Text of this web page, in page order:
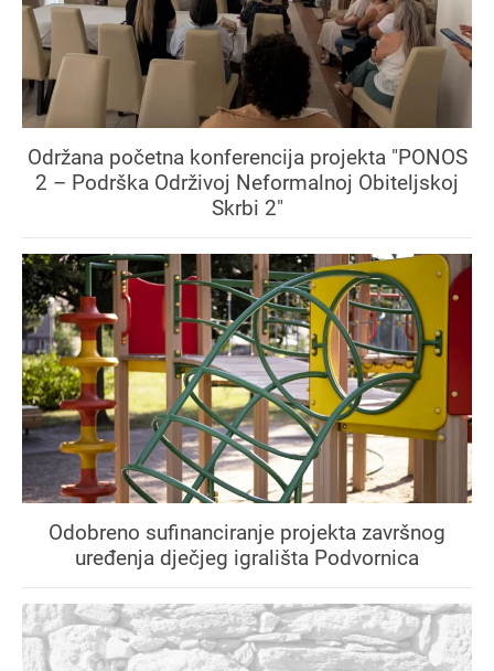
Održana početna konferencija projekta "PONOS
2 – Podrška Održivoj Neformalnoj Obiteljskoj
Skrbi 2"
Odobreno sufinanciranje projekta završnog
uređenja dječjeg igrališta Podvornica